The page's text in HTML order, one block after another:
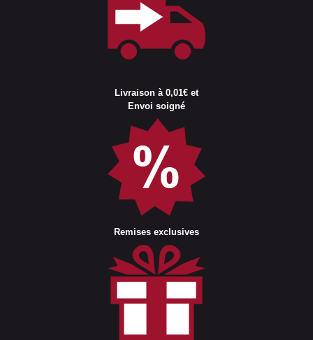
Livraison à 0,01€ et
Envoi soigné
Remises exclusives